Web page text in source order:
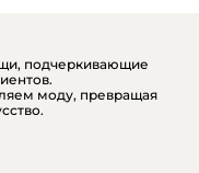
подчеркивающие
моду, превращая